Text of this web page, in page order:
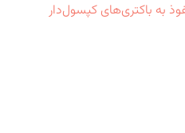
به باکتری‌های کپسول‌دار